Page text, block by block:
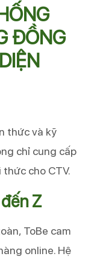
ĐỒNG
thức và kỹ
chỉ cung cấp
cho CTV.
Z
ToBe cam
online. Hệ